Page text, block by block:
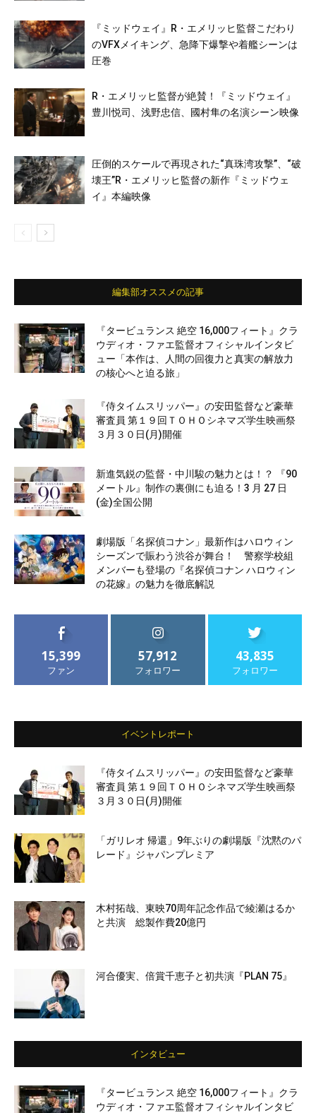
『ミッドウェイ』R・エメリッヒ監督こだわり
のVFXメイキング、急降下爆撃や着艦シーンは
圧巻
R・エメリッヒ監督が絶賛！『ミッドウェイ』
豊川悦司、浅野忠信、國村隼の名演シーン映像
圧倒的スケールで再現された“真珠湾攻撃”、“破
壊王”R・エメリッヒ監督の新作『ミッドウェ
イ』本編映像
編集部オススメの記事
『タービュランス 絶空 16,000フィート』クラ
ウディオ・ファエ監督オフィシャルインタビ
ュー「本作は、人間の回復力と真実の解放力
の核心へと迫る旅」
『侍タイムスリッパー』の安田監督など豪華
審査員 第１９回ＴＯＨＯシネマズ学生映画祭
３月３０日(月)開催
新進気鋭の監督・中川駿の魅力とは！？ 『90
メートル』制作の裏側にも迫る！3 月 27 日
(金)全国公開
劇場版「名探偵コナン」最新作はハロウィン
シーズンで賑わう渋谷が舞台！ 警察学校組
メンバーも登場の『名探偵コナン ハロウィン
の花嫁』の魅力を徹底解説
15,399
ファン
57,912
フォロワー
43,835
フォロワー
イベントレポート
『侍タイムスリッパー』の安田監督など豪華
審査員 第１９回ＴＯＨＯシネマズ学生映画祭
３月３０日(月)開催
「ガリレオ 帰還」9年ぶりの劇場版『沈黙のパ
レード』ジャパンプレミア
木村拓哉、東映70周年記念作品で綾瀬はるか
と共演 総製作費20億円
河合優実、倍賞千恵子と初共演『PLAN 75』
インタビュー
『タービュランス 絶空 16,000フィート』クラ
ウディオ・ファエ監督オフィシャルインタビ